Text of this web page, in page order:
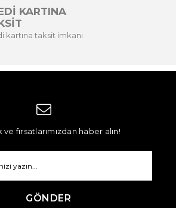
KARTINA
kartına taksit imkanı
ve fırsatlarımızdan haber alın!
GÖNDER